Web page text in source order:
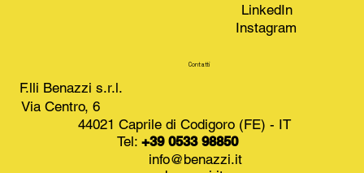
LinkedIn
Instagram
Contatti
F.lli Benazzi s.r.l.
Via Centro, 6
44021 Caprile di Codigoro (FE) - IT
Tel: +39 0533 98850
info@benazzi.it